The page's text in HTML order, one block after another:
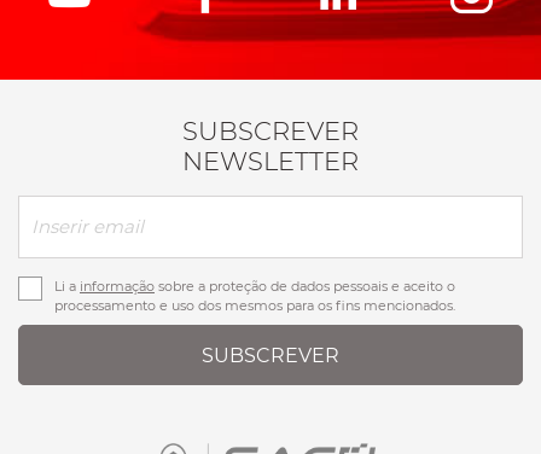
SUBSCREVER
NEWSLETTER
Li a informação sobre a proteção de dados pessoais e aceito o
processamento e uso dos mesmos para os fins mencionados.
SUBSCREVER